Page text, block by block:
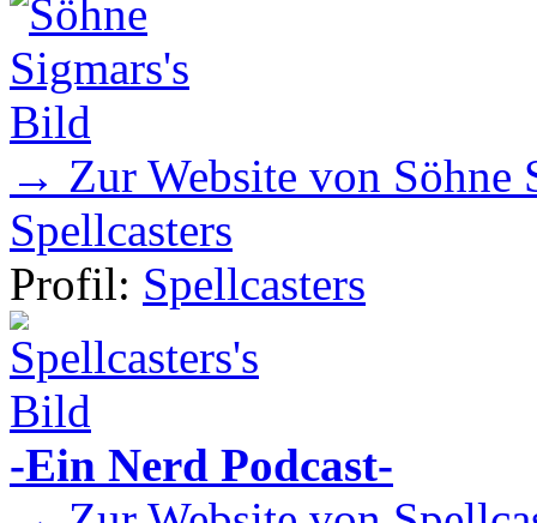
→ Zur Website von Söhne
Spellcasters
Profil: Spellcasters
-Ein Nerd Podcast-